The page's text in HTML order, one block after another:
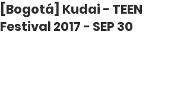
[Bogotá] Kudai - TEEN
Festival 2017 - SEP 30